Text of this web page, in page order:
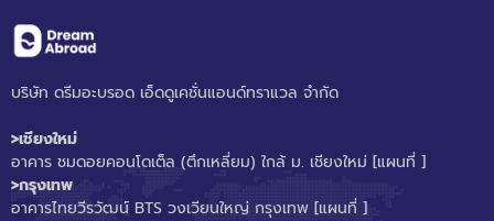
บริษัท ดรีมอะบรอด เอ็ดดูเคชั่นแอนด์ทราแวล จำกัด
>เชียงใหม่
อาคาร ชมดอยคอนโดเต็ล (ตึกเหลี่ยม) ใกล้ ม. เชียงใหม่ [แผนที่ ]
>กรุงเทพ
อาคารไทยวีรวัฒน์ BTS วงเวียนใหญ่ กรุงเทพ [แผนที่ ]